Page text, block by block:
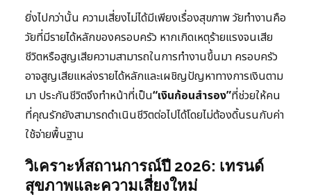
ยิ่งไปกว่านั้น ความเสี่ยงไม่ได้มีเพียงเรื่องสุขภาพ วัยทำงานคือ
วัยที่มีรายได้หลักของครอบครัว หากเกิดเหตุร้ายแรงจนเสีย
ชีวิตหรือสูญเสียความสามารถในการทำงานขึ้นมา ครอบครัว
อาจสูญเสียแหล่งรายได้หลักและเผชิญปัญหาทางการเงินตาม
มา ประกันชีวิตจึงทำหน้าที่เป็น“เงินก้อนสำรอง”ที่ช่วยให้คน
ที่คุณรักยังสามารถดำเนินชีวิตต่อไปได้โดยไม่ต้องดิ้นรนกับค่า
ใช้จ่ายพื้นฐาน
วิเคราะห์สถานการณ์ปี 2026: เทรนด์
สุขภาพและความเสี่ยงใหม่